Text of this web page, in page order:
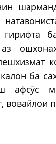
гирифта
ба
афсӯс
вовайлои